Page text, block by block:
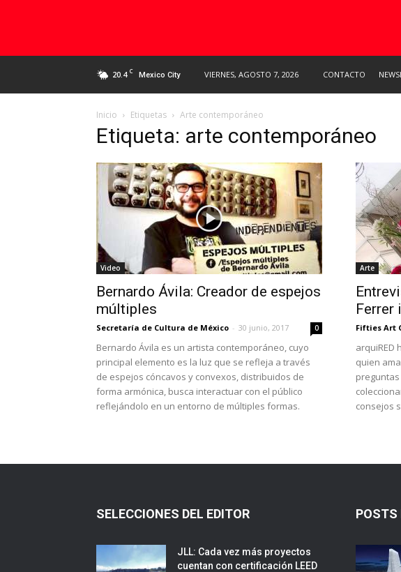
20.4 C Mexico City VIERNES, AGOSTO 7, 2026 CONTACTO
Inicio Etiquetas Arte contemporáneo
Etiqueta: arte contemporáneo
Video
Bernardo Ávila: Creador de espejos
múltiples
Secretaría de Cultura de México - 30 junio, 2017 0
Bernardo Ávila es un artista contemporáneo, cuyo
principal elemento es la luz que se refleja a través
de espejos cóncavos y convexos, distribuidos de
forma armónica, busca interactuar con el público
reflejándolo en un entorno de múltiples formas.
Arte
Ferrer
Fifties Art
arquiRED
quien
consejos
SELECCIONES DEL EDITOR
JLL: Cada vez más proyectos
cuentan con certificación LEED
POSTS